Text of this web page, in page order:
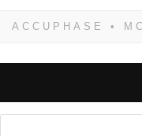
zwangsläufig